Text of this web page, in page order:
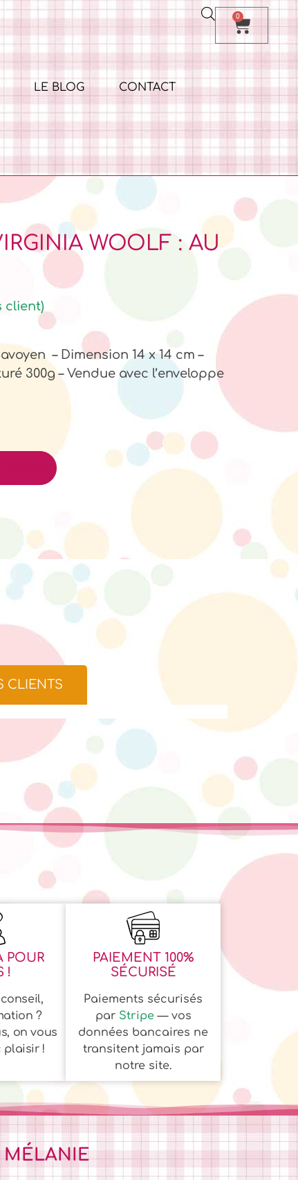
LE BLOG CONTACT
0
WOOLF : AU
client)
– Dimension 14 x 14 cm –
300g – Vendue avec l’enveloppe
CLIENTS
POUR
!
?
on vous
plaisir !
PAIEMENT 100%
SÉCURISÉ
Paiements sécurisés
par Stripe— vos
données bancaires ne
transitent jamais par
notre site.
MÉLANIE